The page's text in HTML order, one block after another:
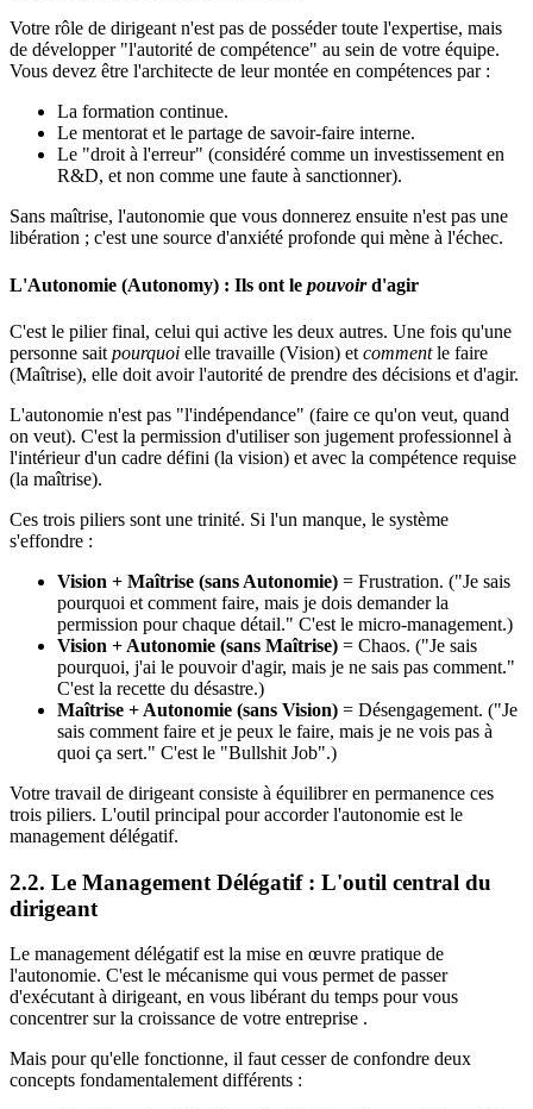
Votre rôle de dirigeant n'est pas de posséder toute l'expertise, mais
de développer "l'autorité de compétence" au sein de votre équipe.
Vous devez être l'architecte de leur montée en compétences par :
La formation continue.
Le mentorat et le partage de savoir-faire interne.
Le "droit à l'erreur" (considéré comme un investissement en
R&D, et non comme une faute à sanctionner).
Sans maîtrise, l'autonomie que vous donnerez ensuite n'est pas une
libération ; c'est une source d'anxiété profonde qui mène à l'échec.
L'Autonomie (Autonomy) : Ils ont le pouvoird'agir
C'est le pilier final, celui qui active les deux autres. Une fois qu'une
personne sait pourquoi elle travaille (Vision) et commentle faire
(Maîtrise), elle doit avoir l'autorité de prendre des décisions et d'agir.
L'autonomie n'est pas "l'indépendance" (faire ce qu'on veut, quand
on veut). C'est la permission d'utiliser son jugement professionnel à
l'intérieur d'un cadre défini (la vision) et avec la compétence requise
(la maîtrise).
Ces trois piliers sont une trinité. Si l'un manque, le système
s'effondre :
Vision + Maîtrise (sans Autonomie) = Frustration. ("Je sais
pourquoi et comment faire, mais je dois demander la
permission pour chaque détail." C'est le micro-management.)
Vision + Autonomie (sans Maîtrise) = Chaos. ("Je sais
pourquoi, j'ai le pouvoir d'agir, mais je ne sais pas comment."
C'est la recette du désastre.)
Maîtrise + Autonomie (sans Vision) = Désengagement. ("Je
sais comment faire et je peux le faire, mais je ne vois pas à
quoi ça sert." C'est le "Bullshit Job".)
Votre travail de dirigeant consiste à équilibrer en permanence ces
trois piliers. L'outil principal pour accorder l'autonomie est le
management délégatif.
2.2. Le Management Délégatif : L'outil central du
dirigeant
Le management délégatif est la mise en œuvre pratique de
l'autonomie. C'est le mécanisme qui vous permet de passer
d'exécutant à dirigeant, en vous libérant du temps pour vous
concentrer sur la croissance de votre entreprise .
Mais pour qu'elle fonctionne, il faut cesser de confondre deux
concepts fondamentalement différents :